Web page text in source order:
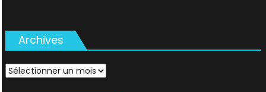
Archives
Archives